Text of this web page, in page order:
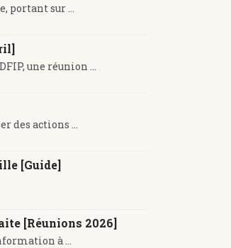
portant sur ...
une réunion ...
des actions ...
[Guide]
[Réunions 2026]
à ...